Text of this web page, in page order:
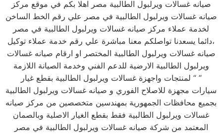
صيانه غسالات ويرلبول الطالبية مصر اهلا بكم في موقع مركز
صيانه غسالات ويرلبول الطالبية في مصر علي رقم الخط الساخن
لخدمة عملاء مركز صيانه غسالات ويرلبول الطالبية في مصر
،دائما يسعدنا تواصلكم معنا مباشرة علي رقم خدمة عملاء توكيل
صيانه غسالات ويرلبول الطالبية المختصر او ارقام صيانه غسالات
ويرلبول الطالبية الارضية للدعم الفني وخدمة الصيانة اللازمة
لمنتجات واجهزة غسالات ويرلبول الطالبية بقطع غيار “ ”
سيارات مجهزة للاصلاح الفوري و صيانه غسالات ويرلبول الطالبية
بجميع محافظات الجمهورية بمهندسين متخصصين من مركز صيانه
غسالات ويرلبول الطالبية فقط بقطع الغيار الاصلية وبالصمان
المعتمد من شركة صيانه غسالات ويرلبول الطالبية في مصر